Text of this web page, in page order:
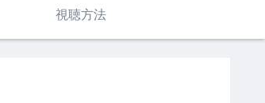
視聴方法